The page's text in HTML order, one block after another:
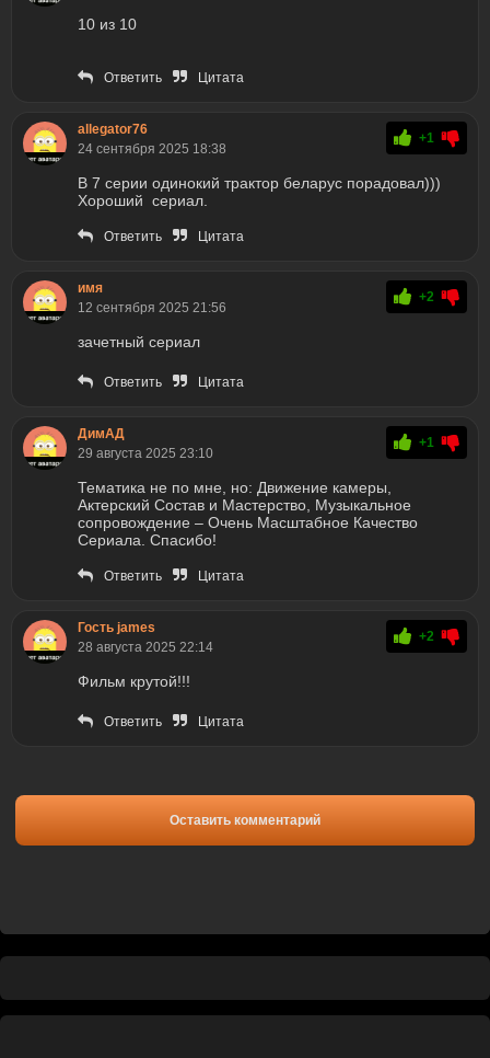
10 из 10
Ответить Цитата
allegator76
24 сентября 2025 18:38
+1
В 7 серии одинокий трактор беларус порадовал)))
Хороший сериал.
Ответить Цитата
имя
12 сентября 2025 21:56
+2
зачетный сериал
Ответить Цитата
ДимАД
29 августа 2025 23:10
+1
Тематика не по мне, но: Движение камеры,
Актерский Состав и Мастерство, Музыкальное
сопровождение – Очень Масштабное Качество
Сериала. Спасибо!
Ответить Цитата
Гость james
28 августа 2025 22:14
+2
Фильм крутой!!!
Ответить Цитата
Оставить комментарий